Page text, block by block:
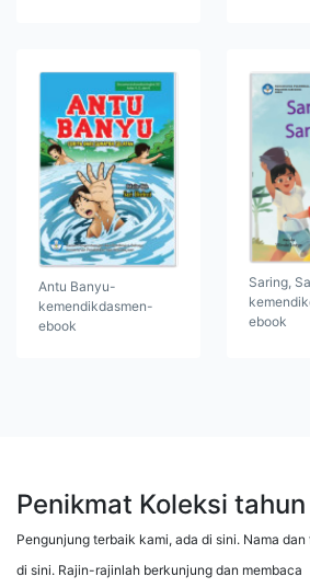
Antu Banyu-
kemendikdasmen-
ebook
Saring,
ebook
Penikmat Koleksi
Pengunjung terbaik kami, ada di sini. Nama
di sini. Rajin-rajinlah berkunjung dan membaca